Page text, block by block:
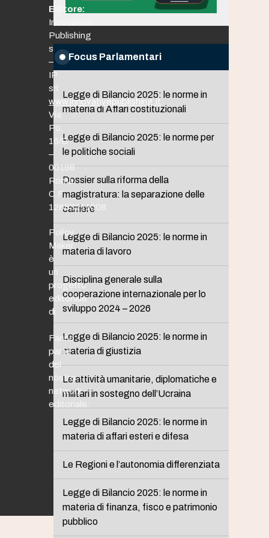
Focus Parlamentari
Legge di Bilancio 2025: le norme in
materia di Affari costituzionali
Legge di Bilancio 2025: le norme per
le politiche sociali
Dossier sulla riforma della
magistratura: la separazione delle
carriere
Legge di Bilancio 2025: le norme in
materia di lavoro
Disciplina generale sulla
cooperazione internazionale per lo
sviluppo 2024 – 2026
Legge di Bilancio 2025: le norme in
materia di giustizia
Le attività umanitarie, diplomatiche e
militari in sostegno dell’Ucraina
Legge di Bilancio 2025: le norme in
materia di affari esteri e difesa
Le Regioni e l’autonomia differenziata
Legge di Bilancio 2025: le norme in
materia di finanza, fisco e patrimonio
pubblico
Editore:
Innovative
Publishing
srl
–
IP
srl
www.innovativepublishing.it
Via
Po,
16/B
–
00198
Roma
C.F.
12653211008
Policy
Maker
è
un
progetto
editoriale
di
Fanno
parte
del
nostro
network
editoriale: